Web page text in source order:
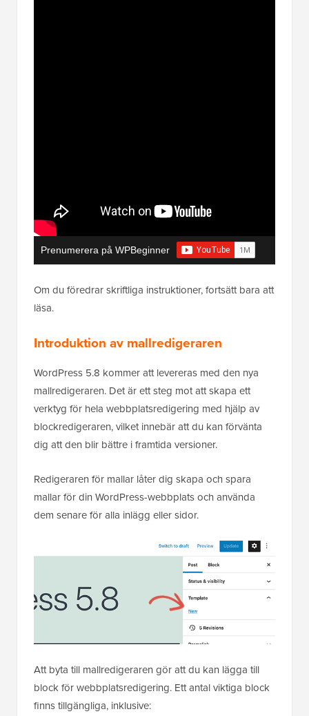
Prenumerera på WPBeginner
Om du föredrar skriftliga instruktioner, fortsätt bara att
läsa.
Introduktion av mallredigeraren
WordPress 5.8 kommer att levereras med den nya
mallredigeraren. Det är ett steg mot att skapa ett
verktyg för hela webbplatsredigering med hjälp av
blockredigeraren, vilket innebär att du kan förvänta
dig att den blir bättre i framtida versioner.
Redigeraren för mallar låter dig skapa och spara
mallar för din WordPress-webbplats och använda
dem senare för alla inlägg eller sidor.
Att byta till mallredigeraren gör att du kan lägga till
block för webbplatsredigering. Ett antal viktiga block
finns tillgängliga, inklusive: